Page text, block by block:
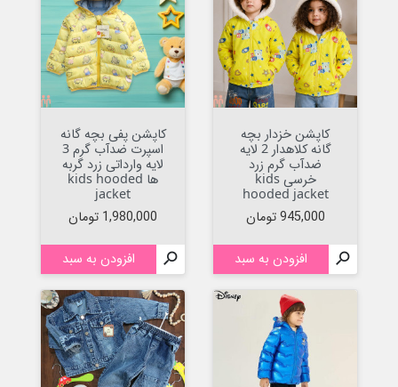
کاپشن خزدار بچه
گانه کلاهدار 2 لایه
ضدآب گرم زرد
خرسی kids
hooded jacket
قیمت
945,000 تومان
 افزودن به سبد
کاپشن پفی بچه گانه
اسپرت ضدآب گرم 3
لایه وارداتی زرد گربه
ها kids hooded
jacket
قیمت
1,980,000 تومان
 افزودن به سبد